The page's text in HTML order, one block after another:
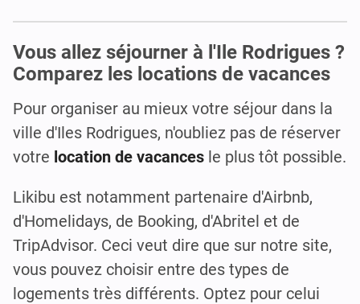
Vous allez séjourner à l'Ile Rodrigues ?
Comparez les locations de vacances
Pour organiser au mieux votre séjour dans la
ville d'Iles Rodrigues, n'oubliez pas de réserver
votre location de vacances le plus tôt possible.
Likibu est notamment partenaire d'Airbnb,
d'Homelidays, de Booking, d'Abritel et de
TripAdvisor. Ceci veut dire que sur notre site,
vous pouvez choisir entre des types de
logements très différents. Optez pour celui